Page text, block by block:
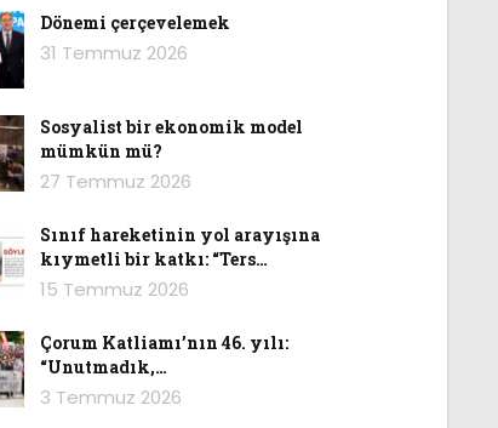
Dönemi çerçevelemek
31 Temmuz 2026
Sosyalist bir ekonomik model
mümkün mü?
27 Temmuz 2026
Sınıf hareketinin yol arayışına
kıymetli bir katkı: “Ters…
15 Temmuz 2026
Çorum Katliamı’nın 46. yılı:
“Unutmadık,…
3 Temmuz 2026